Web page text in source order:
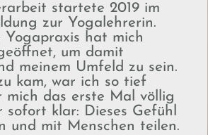
startete 2019 im
zur Yogalehrerin.
Yogapraxis hat mich
um damit
meinem Umfeld zu sein.
kam, war ich so tief
mich das erste Mal völlig
klar: Dieses Gefühl
und mit Menschen teilen.